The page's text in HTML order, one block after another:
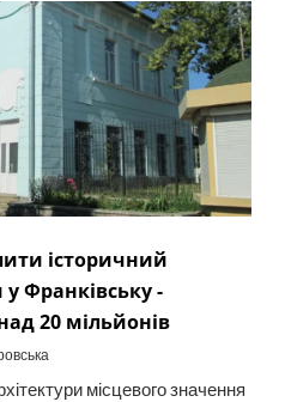
історичний
Франківську -
20 мільйонів
місцевого значення